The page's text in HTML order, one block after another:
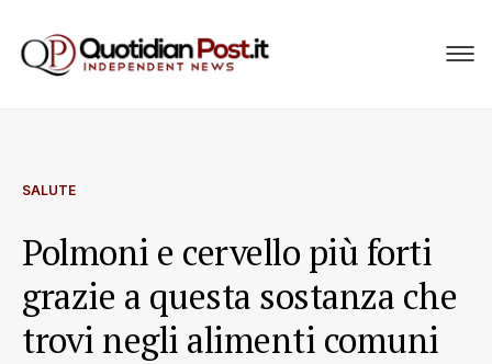
SALUTE
Polmoni e cervello più forti
grazie a questa sostanza che
trovi negli alimenti comuni